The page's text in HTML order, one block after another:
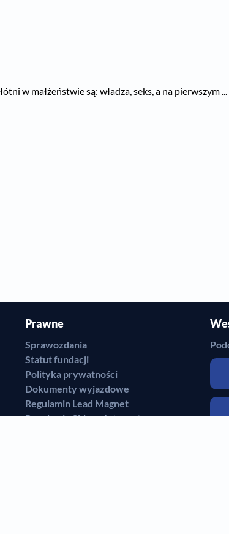
w małżeństwie są: władza, seks, a na pierwszym ...
Prawne
Sprawozdania
Statut fundacji
Polityka prywatności
Dokumenty wyjazdowe
Regulamin Lead Magnet
Regulamin Sklepu Internetowego